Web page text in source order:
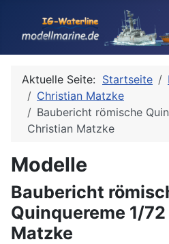
Aktuelle Seite: Startseite
Christian Matzke
Baubericht römische
Christian Matzke
Modelle
Baubericht
Quinquereme 1/
Matzke